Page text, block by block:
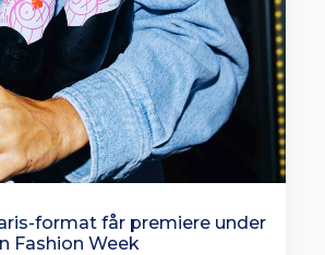
format får premiere under
Fashion Week